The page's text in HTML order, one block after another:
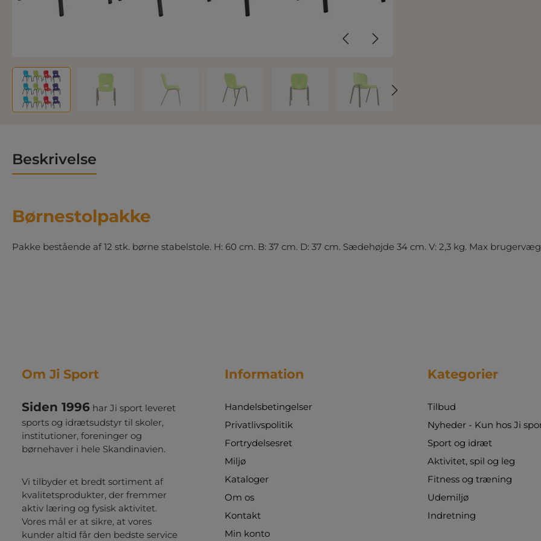
Beskrivelse
Børnestolpakke
Pakke bestående af 12 stk. børne stabelstole. H: 60 cm. B: 37 cm. D: 37 cm. Sædehøjde 34 cm. V: 2,3 kg. Max
Om Ji Sport
Siden 1996 har Ji sport leveret
sports og idrætsudstyr til skoler,
institutioner, foreninger og
børnehaver i hele Skandinavien.
Vi tilbyder et bredt sortiment af
kvalitetsprodukter, der fremmer
aktiv læring og fysisk aktivitet.
Vores mål er at sikre, at vores
kunder altid får den bedste service
Information
Handelsbetingelser
Privatlivspolitik
Fortrydelsesret
Miljø
Kataloger
Om os
Kontakt
Min konto
Kategorier
Tilbud
Nyheder - Kun hos Ji
Sport og idræt
Aktivitet, spil og leg
Fitness og træning
Udemiljø
Indretning